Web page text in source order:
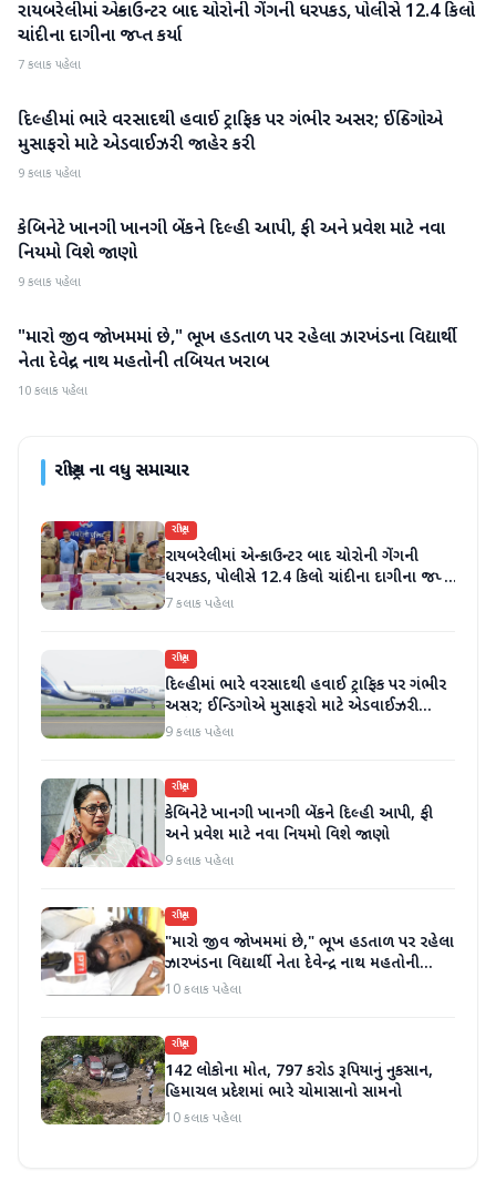
રાષ્ટ્રીય
રાયબરેલીમાં એન્કાઉન્ટર બાદ ચોરોની ગેંગની ધરપકડ, પોલીસે 12.4 કિલો
ચાંદીના દાગીના જપ્ત કર્યા
7 કલાક પહેલા
રાષ્ટ્રીય
દિલ્હીમાં ભારે વરસાદથી હવાઈ ટ્રાફિક પર ગંભીર અસર; ઈન્ડિગોએ
મુસાફરો માટે એડવાઈઝરી જાહેર કરી
9 કલાક પહેલા
રાષ્ટ્રીય
કેબિનેટે ખાનગી ખાનગી બેંકને દિલ્હી આપી, ફી અને પ્રવેશ માટે નવા
નિયમો વિશે જાણો
9 કલાક પહેલા
રાષ્ટ્રીય
"મારો જીવ જોખમમાં છે," ભૂખ હડતાળ પર રહેલા ઝારખંડના વિદ્યાર્થી
નેતા દેવેન્દ્ર નાથ મહતોની તબિયત ખરાબ
10 કલાક પહેલા
રાષ્ટ્રીયના વધુ સમાચાર
રાષ્ટ્રીય
રાયબરેલીમાં એન્કાઉન્ટર બાદ ચોરોની ગેંગની
ધરપકડ, પોલીસે 12.4 કિલો ચાંદીના દાગીના જપ્ત
કર્યા
7 કલાક પહેલા
રાષ્ટ્રીય
દિલ્હીમાં ભારે વરસાદથી હવાઈ ટ્રાફિક પર ગંભીર
અસર; ઈન્ડિગોએ મુસાફરો માટે એડવાઈઝરી
જાહેર કરી
9 કલાક પહેલા
રાષ્ટ્રીય
કેબિનેટે ખાનગી ખાનગી બેંકને દિલ્હી આપી, ફી
અને પ્રવેશ માટે નવા નિયમો વિશે જાણો
9 કલાક પહેલા
રાષ્ટ્રીય
"મારો જીવ જોખમમાં છે," ભૂખ હડતાળ પર રહેલા
ઝારખંડના વિદ્યાર્થી નેતા દેવેન્દ્ર નાથ મહતોની
તબિયત ખરાબ
10 કલાક પહેલા
રાષ્ટ્રીય
142 લોકોના મોત, 797 કરોડ રૂપિયાનું નુકસાન,
હિમાચલ પ્રદેશમાં ભારે ચોમાસાનો સામનો
10 કલાક પહેલા